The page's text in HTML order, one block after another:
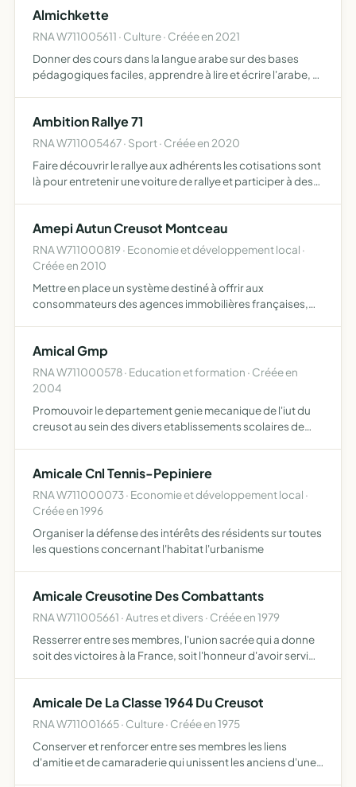
Almichkette
RNA W711005611 · Culture · Créée en 2021
Donner des cours dans la langue arabe sur des bases
pédagogiques faciles, apprendre à lire et écrire l'arabe, à
Ambition Rallye 71
RNA W711005467 · Sport · Créée en 2020
Faire découvrir le rallye aux adhérents les cotisations sont
là pour entretenir une voiture de rallye et participer à des
Amepi Autun Creusot Montceau
RNA W711000819 · Economie et développement local ·
Créée en 2010
Mettre en place un système destiné à offrir aux
consommateurs des agences immobilières françaises,
de c…
Amical Gmp
RNA W711000578 · Education et formation · Créée en
2004
Promouvoir le departement genie mecanique de l'iut du
creusot au sein des divers etablissements scolaires de
Amicale Cnl Tennis-Pepiniere
RNA W711000073 · Economie et développement local ·
Créée en 1996
Organiser la défense des intérêts des résidents sur toutes
les questions concernant l'habitat l'urbanisme
Amicale Creusotine Des Combattants
RNA W711005661 · Autres et divers · Créée en 1979
Resserrer entre ses membres, l'union sacrée qui a donne
soit des victoires à la France, soit l'honneur d'avoir servi
Amicale De La Classe 1964 Du Creusot
RNA W711001665 · Culture · Créée en 1975
Conserver et renforcer entre ses membres les liens
d'amitie et de camaraderie qui unissent les anciens d'une